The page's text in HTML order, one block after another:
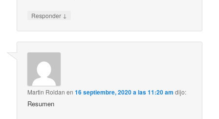
Responder ↓
Martin Roldan en16 septiembre, 2020 a las 11:20 am dijo:
Resumen